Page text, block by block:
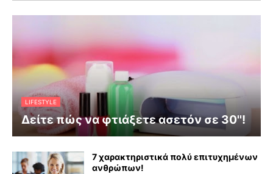
LIFESTYLE
Δείτε πώς να φτιάξετε ασετόν σε 30''!
7 χαρακτηριστικά πολύ επιτυχημένων
ανθρώπων!